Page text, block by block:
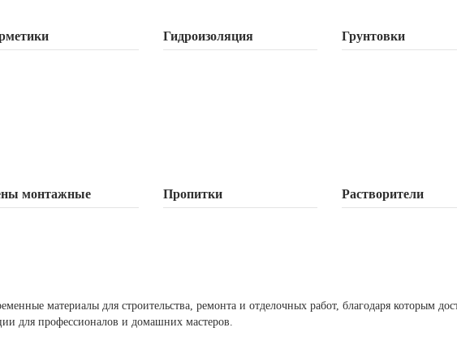
Гидроизоляция Грунтовки
монтажные Пропитки Растворители
материалы для строительства, ремонта и отделочных работ, благодаря которым
для профессионалов и домашних мастеров.